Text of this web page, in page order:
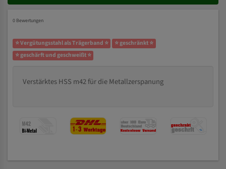
0 Bewertungen
⭐ Vergütungsstahl als Trägerband ⭐
⭐ geschränkt ⭐
⭐ geschärft und geschweißt ⭐
Verstärktes HSS m42 für die Metallzerspanung